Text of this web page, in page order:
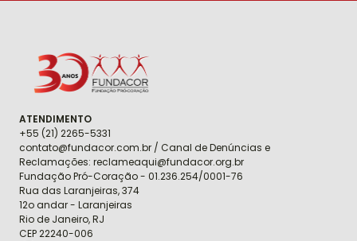
Fundacor
ATENDIMENTO
+55 (21) 2265-5331
contato@fundacor.com.br / Canal de Denúncias e
Reclamações: reclameaqui@fundacor.org.br
Fundação Pró-Coração - 01.236.254/0001-76
Rua das Laranjeiras, 374
12o andar - Laranjeiras
Rio de Janeiro, RJ
CEP 22240-006